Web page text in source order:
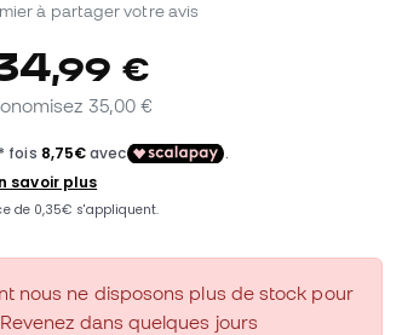
à partager votre avis
,99 €
35,00 €
nous ne disposons plus de stock pour
dans quelques jours